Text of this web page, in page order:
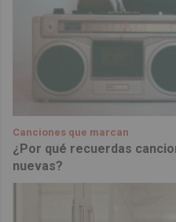
Canciones que marcan
¿Por qué recuerdas
nuevas?